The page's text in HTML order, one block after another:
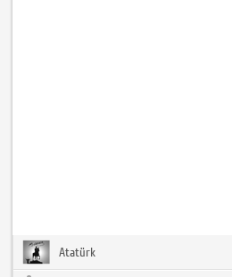
Atatürk